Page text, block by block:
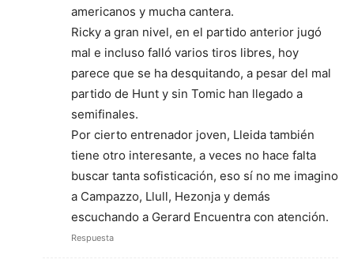
americanos y mucha cantera.
Ricky a gran nivel, en el partido anterior jugó
mal e incluso falló varios tiros libres, hoy
parece que se ha desquitando, a pesar del mal
partido de Hunt y sin Tomic han llegado a
semifinales.
Por cierto entrenador joven, Lleida también
tiene otro interesante, a veces no hace falta
buscar tanta sofisticación, eso sí no me imagino
a Campazzo, Llull, Hezonja y demás
escuchando a Gerard Encuentra con atención.
Respuesta